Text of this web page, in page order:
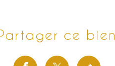
Partager ce bien